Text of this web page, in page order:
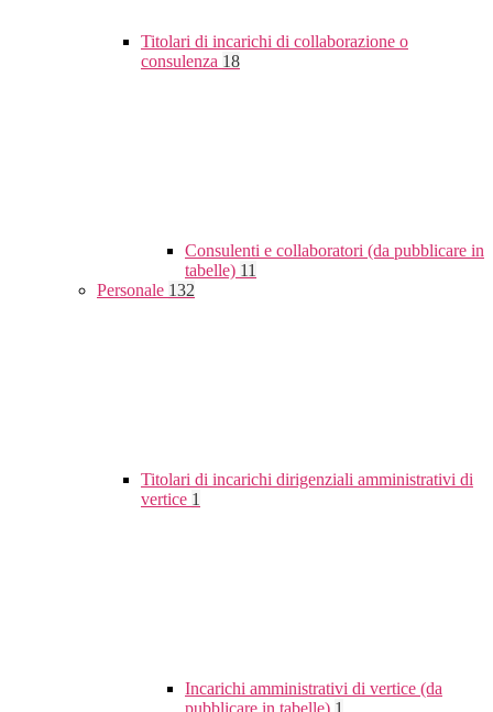
Titolari di incarichi di collaborazione o
consulenza 18
Consulenti e collaboratori (da pubblicare in
tabelle) 11
Personale 132
Titolari di incarichi dirigenziali amministrativi di
vertice 1
Incarichi amministrativi di vertice (da